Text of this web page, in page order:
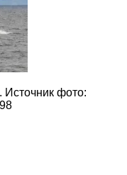
Источник фото: